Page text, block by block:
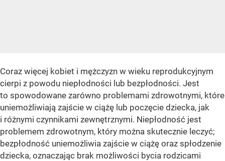
Coraz więcej kobiet i mężczyzn w wieku reprodukcyjnym
cierpi z powodu niepłodności lub bezpłodności. Jest
to spowodowane zarówno problemami zdrowotnymi, które
uniemożliwiają zajście w ciążę lub poczęcie dziecka, jak
i różnymi czynnikami zewnętrznymi. Niepłodność jest
problemem zdrowotnym, który można skutecznie leczyć;
bezpłodność uniemożliwia zajście w ciążę oraz spłodzenie
dziecka, oznaczając brak możliwości bycia rodzicami